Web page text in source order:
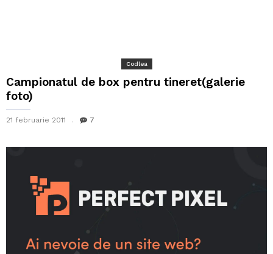
Codlea
Campionatul de box pentru tineret(galerie
foto)
21 februarie 2011 7